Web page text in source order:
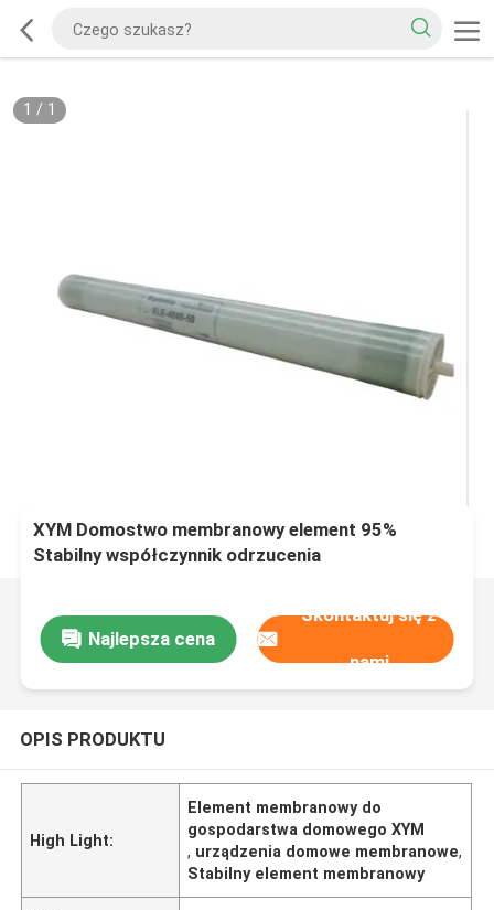
1 / 1
XYM Domostwo membranowy element 95%
Stabilny współczynnik odrzucenia
Najlepsza cena
Skontaktuj się z
nami
OPIS PRODUKTU
High Light:
Element membranowy do
gospodarstwa domowego XYM
, urządzenia domowe membranowe,
Stabilny element membranowy